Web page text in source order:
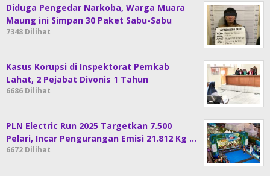
Diduga Pengedar Narkoba, Warga Muara
Maung ini Simpan 30 Paket Sabu-Sabu
7348 Dilihat
Kasus Korupsi di Inspektorat Pemkab
Lahat, 2 Pejabat Divonis 1 Tahun
6686 Dilihat
PLN Electric Run 2025 Targetkan 7.500
Pelari, Incar Pengurangan Emisi 21.812 Kg …
6672 Dilihat